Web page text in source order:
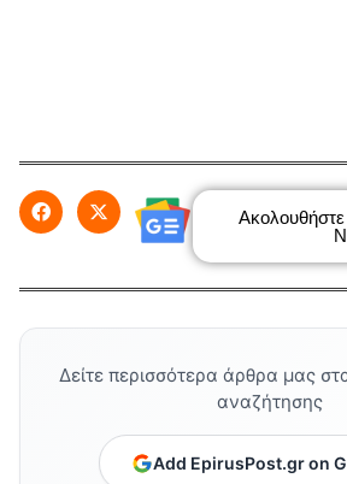
Δείτε περισσότερα άρθρα μας
αναζήτησης
Add EpirusPost.gr on